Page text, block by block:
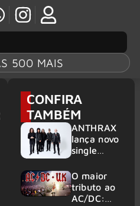
500 MAIS
CONFIRA
TAMBÉM
ANTHRAX
lança novo
single
’s Got A
Plan’
O maior
tributo ao
AC/DC: